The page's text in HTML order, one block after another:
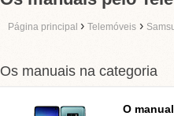
Página principal › Telemóveis ›
Os manuais na categoria
O